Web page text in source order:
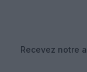
Recevez notre